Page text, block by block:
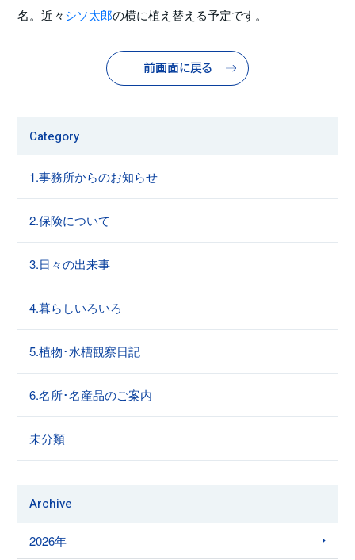
名。近々シソ太郎の横に植え替える予定です。
前画面に戻る
Category
1.事務所からのお知らせ
2.保険について
3.日々の出来事
4.暮らしいろいろ
5.植物･水槽観察日記
6.名所･名産品のご案内
未分類
Archive
2026年